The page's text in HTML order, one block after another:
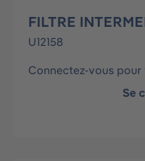
FILTRE
U12158
Connectez-vous
Se